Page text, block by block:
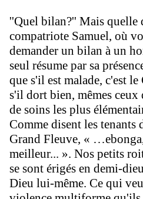
''Quel bilan?'' Mais quelle
compatriote Samuel, où
demander un bilan à un
seul résume par sa
que s'il est malade, c'est
s'il dort bien, mêmes
de soins les plus
Comme disent les tenants
Grand Fleuve, « …
meilleur... ». Nos petits
se sont érigés en demi-
Dieu lui-même. Ce qui